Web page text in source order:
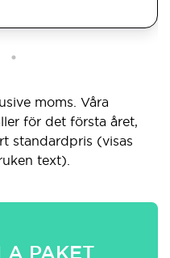
moms. Våra
för det första året,
standardpris (visas
text).
PAKET